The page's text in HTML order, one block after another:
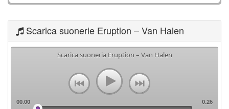
Scarica suonerie Eruption – Van Halen
Scarica suoneria Eruption – Van Halen
00:00 0:26